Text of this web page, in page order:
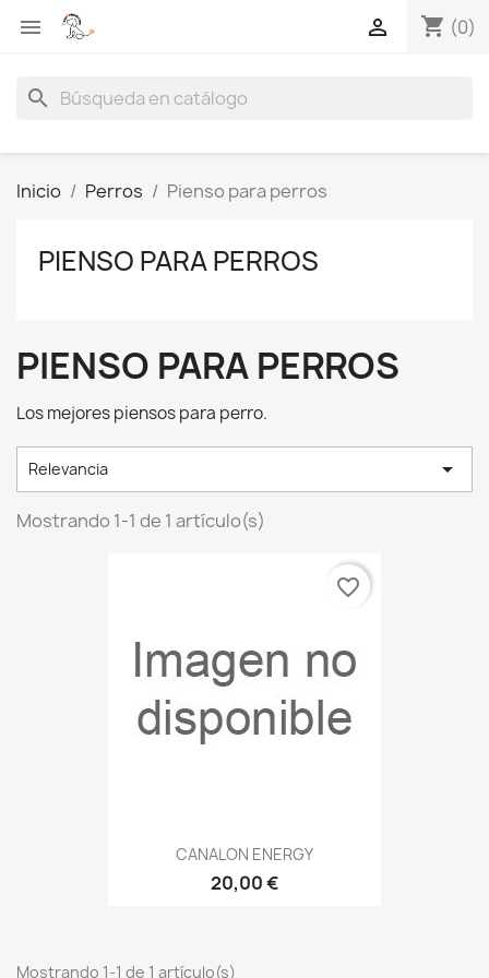
 shopping_cart (0)

search
Inicio Perros Pienso para perros
PIENSO PARA PERROS
PIENSO PARA PERROS
Los mejores piensos para perro.
Relevancia 
Mostrando 1-1 de 1 artículo(s)
CANALON ENERGY
20,00 €
favorite_border
Mostrando 1-1 de 1 artículo(s)